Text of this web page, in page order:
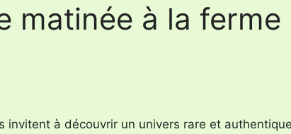
à la ferme
invitent à découvrir un univers rare et